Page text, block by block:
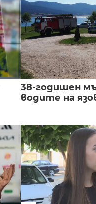
38-годишен
водите на